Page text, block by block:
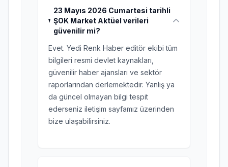
23 Mayıs 2026 Cumartesi tarihli
ŞOK Market Aktüel verileri
güvenilir mi?
Evet. Yedi Renk Haber editör ekibi tüm
bilgileri resmi devlet kaynakları,
güvenilir haber ajansları ve sektör
raporlarından derlemektedir. Yanlış ya
da güncel olmayan bilgi tespit
ederseniz iletişim sayfamız üzerinden
bize ulaşabilirsiniz.